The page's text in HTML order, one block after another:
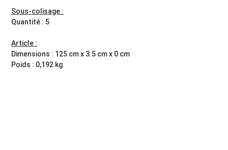
Sous-colisage :
Quantité : 5
Article :
Dimensions : 125 cm x 3.5 cm x 0 cm
Poids : 0,192 kg